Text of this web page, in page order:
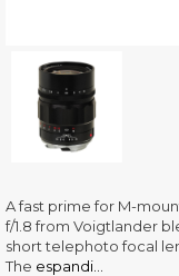
A fast prime for M-
f/1.8 from Voigtlander
short telephoto focal
The espandi...